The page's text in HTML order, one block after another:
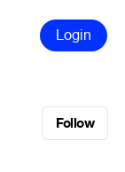
Login
Follow